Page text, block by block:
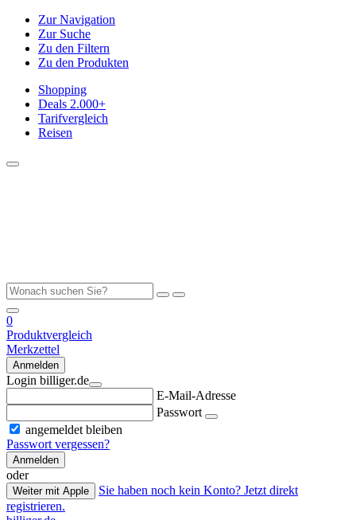
Zur Navigation
Zur Suche
Zu den Filtern
Zu den Produkten
Shopping
Deals 2.000+
Tarifvergleich
Reisen
0
Produktvergleich
Merkzettel
Anmelden
Login billiger.de
E-Mail-Adresse
Passwort
angemeldet bleiben
Passwort vergessen?
Anmelden
oder
Weiter mit Apple
Sie haben noch kein Konto? Jetzt direkt
registrieren.